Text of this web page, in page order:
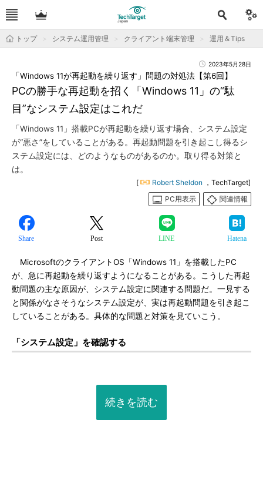
トップ システム運用管理 クライアント端末管理 運用＆Tips
2023年5月28日
PCの勝手な再起動を招く「Windows 11」の“駄
目”なシステム設定はこれだ
「Windows 11が再起動を繰り返す」問題の対処法【第6回】
「Windows 11」搭載PCが再起動を繰り返す場合、システム設定
が“悪さ”をしていることがある。再起動問題を引き起こし得るシ
ステム設定には、どのようなものがあるのか。取り得る対策と
は。
[ Robert Sheldon ，TechTarget]
PC用表示
関連情報
Share Post LINE Hatena
MicrosoftのクライアントOS「Windows 11」を搭載したPC
が、急に再起動を繰り返すようになることがある。こうした再起
動問題の主な原因が、システム設定に関連する問題だ。一見する
と関係がなさそうなシステム設定が、実は再起動問題を引き起こ
していることがある。具体的な問題と対策を見ていこう。
「システム設定」を確認する
続きを読む